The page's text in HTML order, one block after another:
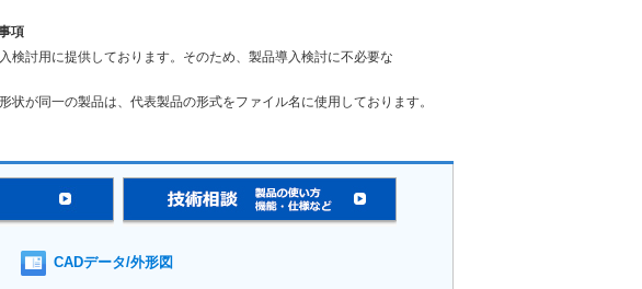
項
検討用に提供しております。そのため、製品導入検討に不必要な
状が同一の製品は、代表製品の形式をファイル名に使用しております。
CADデータ/外形図